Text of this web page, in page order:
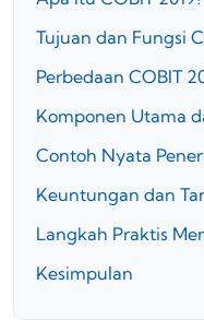
Tujuan dan Fungsi
Perbedaan COBIT
Komponen Utama
Contoh Nyata
Keuntungan dan
Langkah Praktis
Kesimpulan